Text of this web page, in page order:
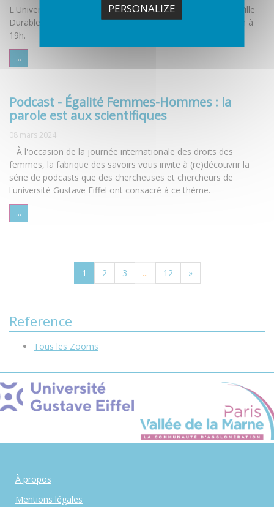
L'Université Gustave Eiffel vous convie à la Géonight Eiffel Ville
Durable et Bâtiments Innovants, le vendredi 12 avril, de 16h à
19h.
...
Podcast - Égalité Femmes-Hommes : la
parole est aux scientifiques
08 mars 2024
À l'occasion de la journée internationale des droits des
femmes, la fabrique des savoirs vous invite à (re)découvrir la
série de podcasts que des chercheuses et chercheurs de
l'université Gustave Eiffel ont consacré à ce thème.
...
1 2 3 ... 12 »
Reference
Tous les Zooms
À propos
Mentions légales
PERSONALIZE